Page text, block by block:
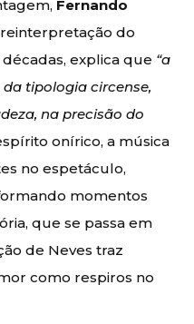
Fernando
do
explica que “a
tipologia circense,
na precisão do
onírico, a música
no espetáculo,
momentos
que se passa em
de Neves traz
como respiros no